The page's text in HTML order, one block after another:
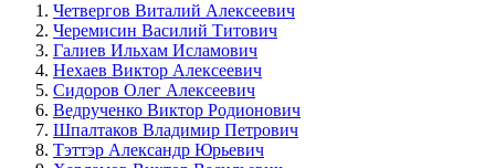
Четвергов Виталий Алексеевич
Черемисин Василий Титович
Галиев Ильхам Исламович
Нехаев Виктор Алексеевич
Сидоров Олег Алексеевич
Ведрученко Виктор Родионович
Шпалтаков Владимир Петрович
Тэттэр Александр Юрьевич